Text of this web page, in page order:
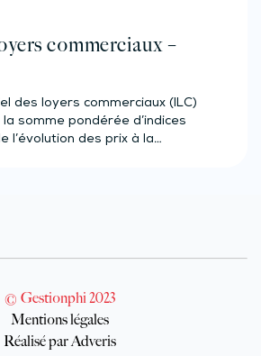
commerciaux –
des loyers commerciaux (ILC)
somme pondérée d’indices
l’évolution des prix à la…
© Gestionphi 2023
Mentions légales
Réalisé par Adveris